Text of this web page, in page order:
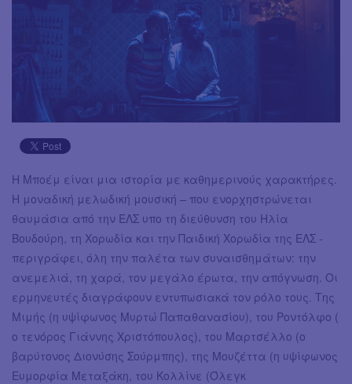
Η Μποέμ είναι μια ιστορία με καθημερινούς χαρακτήρες.
Η μοναδική μελωδική μουσική – που ενορχηστρώνεται
θαυμάσια από την ΕΛΣ υπο τη διεύθυνση του Ηλία
Βουδούρη, τη Χορωδία και την Παιδική Χορωδία της ΕΛΣ -
περιγράφει, όλη την παλέτα των συναισθημάτων: την
ανεμελιά, τη χαρά, τον μεγάλο έρωτα, την απόγνωση. Οι
ερμηνευτές διαγράφουν εντυπωσιακά τον ρόλο τους. Της
Μιμής (η υψίφωνος Μυρτώ Παπαθανασίου), του Ροντόλφο (
ο τενόρος Γιάννης Χριστόπουλος), του Μαρτσέλλο (ο
βαρύτονος Διονύσης Σούρμπης), της Μουζέττα (η υψίφωνος
Ευμορφία Μεταξάκη, του Κολλίνε (Όλεγκ